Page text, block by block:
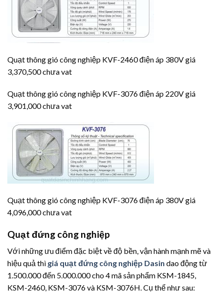
Quạt thông gió công nghiệp KVF-2460 điện áp 380V giá
3,370,500 chưa vat
Quạt thông gió công nghiệp KVF-3076 điện áp 220V giá
3,901,000 chưa vat
Quạt thông gió công nghiệp KVF-3076 điện áp 380V giá
4,096,000 chưa vat
Quạt đứng công nghiệp
Với những ưu điểm đặc biệt về độ bền, vận hành mạnh mẽ và
hiệu quả thì giá quạt đứng công nghiệp Dasin dao động từ
1.500.000 đến 5.000.000 cho 4 mã sản phẩm KSM-1845,
KSM-2460, KSM-3076 và KSM-3076H. Cụ thể như sau: